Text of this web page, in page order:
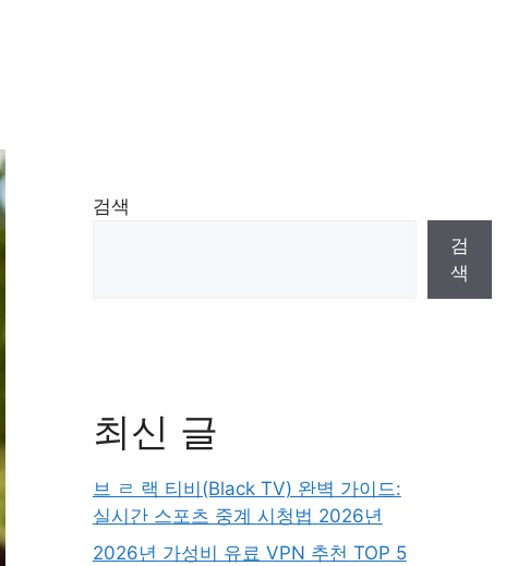
검색
검
색
최신 글
브 ㄹ 랙 티비(Black TV) 완벽 가이드:
실시간 스포츠 중계 시청법 2026년
2026년 가성비 유료 VPN 추천 TOP 5